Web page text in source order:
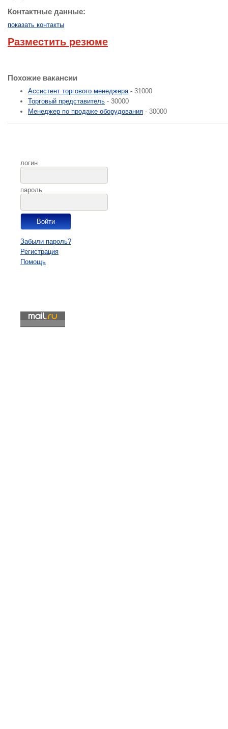
Контактные данные:
показать контакты
Разместить резюме
Похожие вакансии
Ассистент торгового менеджера- 31000
Торговый представитель - 30000
Менеджер по продаже оборудования - 30000
логин
пароль
Забыли пароль?
Регистрация
Помощь